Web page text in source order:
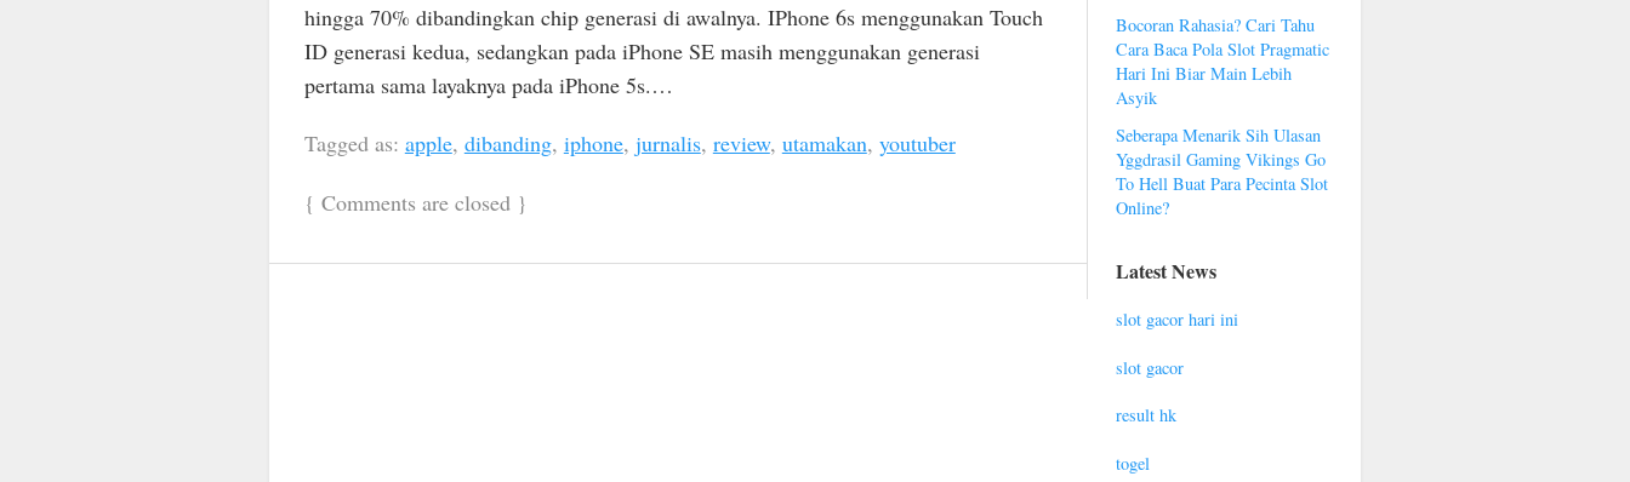
hingga 70% dibandingkan chip generasi di awalnya. IPhone 6s menggunakan Touch
ID generasi kedua, sedangkan pada iPhone SE masih menggunakan generasi
pertama sama layaknya pada iPhone 5s.…
Tagged as: apple, dibanding, iphone, jurnalis, review, utamakan, youtuber
{ Comments are closed}
Bocoran Rahasia? Cari Tahu
Cara Baca Pola Slot Pragmatic
Hari Ini Biar Main Lebih
Asyik
Seberapa Menarik Sih Ulasan
Yggdrasil Gaming Vikings Go
To Hell Buat Para Pecinta Slot
Online?
Latest News
slot gacor hari ini
slot gacor
result hk
togel